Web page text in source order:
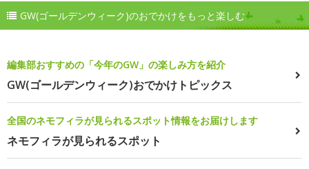
GW(ゴールデンウィーク)のおでかけをもっと楽しむ
編集部おすすめの「今年のGW」の楽しみ方を紹介
GW(ゴールデンウィーク)おでかけトピックス
全国のネモフィラが見られるスポット情報をお届けします
ネモフィラが見られるスポット